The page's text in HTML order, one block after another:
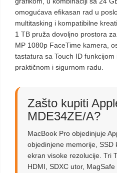
omogućava efikasan rad u
multitasking i kompatibilne
1 TB pruža dovoljno prostora
MP 1080p FaceTime kamera,
tastatura sa Touch ID
praktičnom i sigurnom radu.
Zašto kupiti
MDE34ZE/A?
MacBook Pro objedinjuje
objedinjene memorije, SSD
ekran visoke rezolucije. Tri
HDMI, SDXC utor,